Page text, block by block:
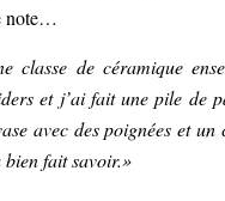
note…
de céramique
et j’ai fait une pile
avec des poignées et
bien fait savoir.»